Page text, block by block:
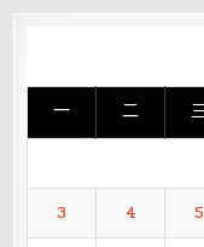
一 二
3
4 5